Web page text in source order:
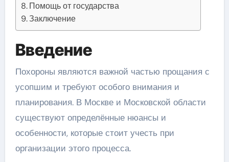
Помощь от государства
Заключение
Введение
Похороны являются важной частью прощания с
усопшим и требуют особого внимания и
планирования. В Москве и Московской области
существуют определённые нюансы и
особенности, которые стоит учесть при
организации этого процесса.